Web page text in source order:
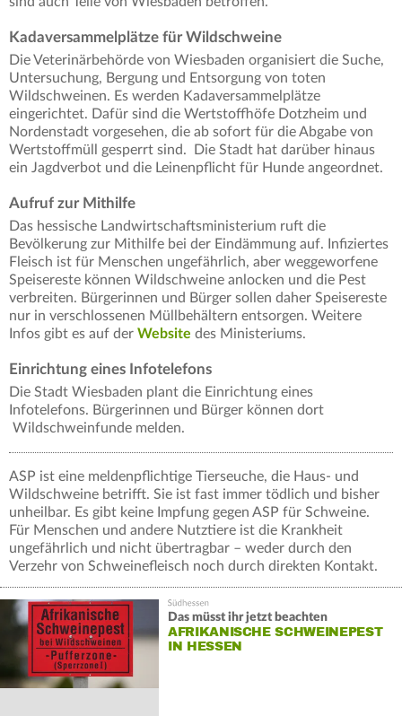
Kadaversammelplätze für Wildschweine
Die Veterinärbehörde von Wiesbaden organisiert die Suche,
Untersuchung, Bergung und Entsorgung von toten
Wildschweinen. Es werden Kadaversammelplätze
eingerichtet. Dafür sind die Wertstoffhöfe Dotzheim und
Nordenstadt vorgesehen, die ab sofort für die Abgabe von
Wertstoffmüll gesperrt sind. Die Stadt hat darüber hinaus
ein Jagdverbot und die Leinenpflicht für Hunde angeordnet.
Aufruf zur Mithilfe
Das hessische Landwirtschaftsministerium ruft die
Bevölkerung zur Mithilfe bei der Eindämmung auf. Infiziertes
Fleisch ist für Menschen ungefährlich, aber weggeworfene
Speisereste können Wildschweine anlocken und die Pest
verbreiten. Bürgerinnen und Bürger sollen daher Speisereste
nur in verschlossenen Müllbehältern entsorgen. Weitere
Infos gibt es auf der Website des Ministeriums.
Einrichtung eines Infotelefons
Die Stadt Wiesbaden plant die Einrichtung eines
Infotelefons. Bürgerinnen und Bürger können dort
Wildschweinfunde melden.
ASP ist eine meldenpflichtige Tierseuche, die Haus- und
Wildschweine betrifft. Sie ist fast immer tödlich und bisher
unheilbar. Es gibt keine Impfung gegen ASP für Schweine.
Für Menschen und andere Nutztiere ist die Krankheit
ungefährlich und nicht übertragbar – weder durch den
Verzehr von Schweinefleisch noch durch direkten Kontakt.
Das müsst ihr jetzt beachten
AFRIKANISCHE SCHWEINEPEST
IN HESSEN